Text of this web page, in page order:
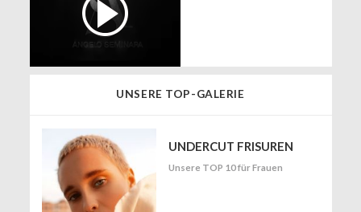
UNSERE TOP-GALERIE
UNDERCUT FRISUREN
Unsere TOP 10 für Frauen